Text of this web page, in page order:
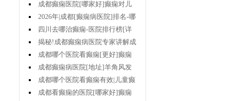
成都癫痫医院[哪家好]癫痫对儿
童病人心理有影响吗?
2026年|成都[癫痫病医院]排名-哪
些不良习惯能诱发癫痫?
四川去哪治癫痫-医院排行榜[详
细排名]癫痫治疗怎么治比较好?
揭秘!成都癫痫病医院专家讲解成
都哪一个医院能治疗癫痫?
成都哪个医院看癫痫[更好]癫痫
如何护理?
成都癫痫病医院[地址]羊角风发
作频率?
成都哪个医院看癫痫有效|儿童癫
痫治疗应该注意什么?
成都看癫痫的医院[哪家好]癫痫